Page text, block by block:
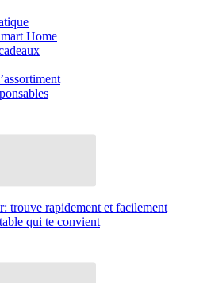
Home
trouve rapidement et facilement
qui te convient